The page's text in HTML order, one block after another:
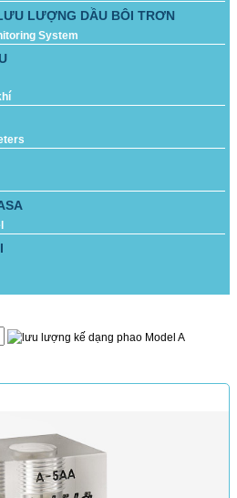
LƯỢNG DẦU BÔI TRƠN
System